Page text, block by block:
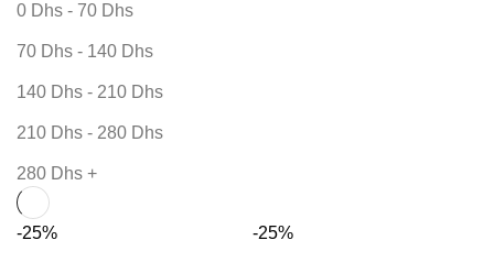
0 Dhs - 70 Dhs
70 Dhs - 140 Dhs
140 Dhs - 210 Dhs
210 Dhs - 280 Dhs
280 Dhs +
-25% -25%